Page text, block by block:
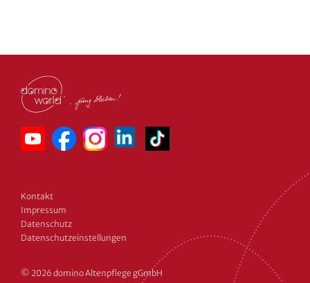
Kontakt
Impressum
Datenschutz
Datenschutz­einstellungen
© 2026 domino Altenpflege gGmbH